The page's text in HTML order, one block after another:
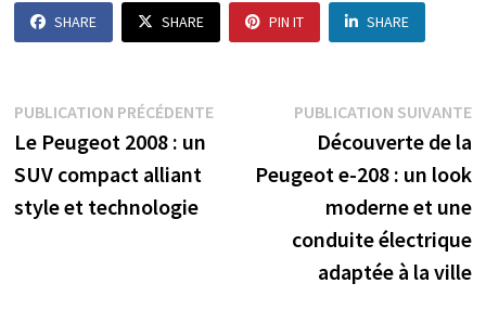
SHARE SHARE PIN IT SHARE
Navigation
de
l’article
PUBLICATION PRÉCÉDENTEPublication
Le Peugeot 2008 : un
SUV compact alliant
style et technologie
PUBLICATION SUIVANTE
Découverte de la
Peugeot e-208 : un look
moderne et une
conduite électrique
adaptée à la ville